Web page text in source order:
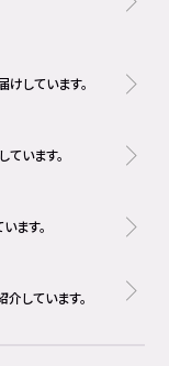
しています。
います。
ます。
しています。